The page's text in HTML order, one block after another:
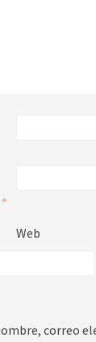
*
Web
correo